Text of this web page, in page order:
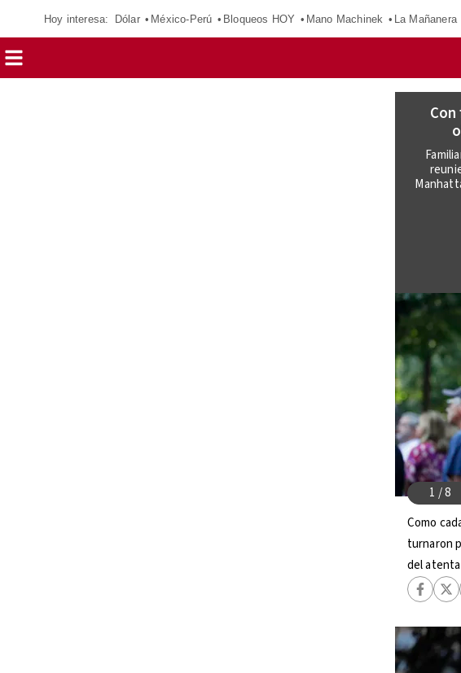
Hoy interesa: Dólar México-Perú Bloqueos HOY Mano Machinek La Mañanera
Como
turnaron
del